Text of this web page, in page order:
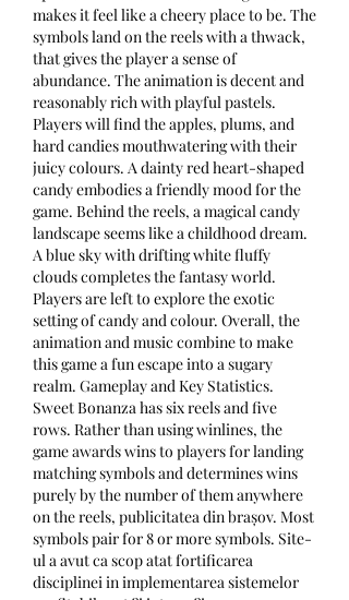
makes it feel like a cheery place to be. The
symbols land on the reels with a thwack,
that gives the player a sense of
abundance. The animation is decent and
reasonably rich with playful pastels.
Players will find the apples, plums, and
hard candies mouthwatering with their
juicy colours. A dainty red heart-shaped
candy embodies a friendly mood for the
game. Behind the reels, a magical candy
landscape seems like a childhood dream.
A blue sky with drifting white fluffy
clouds completes the fantasy world.
Players are left to explore the exotic
setting of candy and colour. Overall, the
animation and music combine to make
this game a fun escape into a sugary
realm. Gameplay and Key Statistics.
Sweet Bonanza has six reels and five
rows. Rather than using winlines, the
game awards wins to players for landing
matching symbols and determines wins
purely by the number of them anywhere
on the reels, publicitatea din brașov. Most
symbols pair for 8 or more symbols. Site-
ul a avut ca scop atat fortificarea
disciplinei in implementarea sistemelor